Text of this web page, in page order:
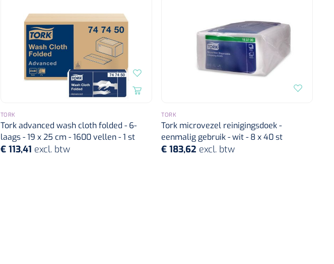
TORK
Tork advanced wash cloth folded - 6-
laags - 19 x 25 cm - 1600 vellen - 1 st
€ 113,41 excl. btw
TORK
Tork microvezel reinigingsdoek -
eenmalig gebruik - wit - 8 x 40 st
€ 183,62 excl. btw